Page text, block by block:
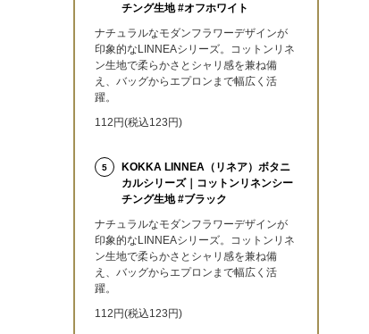
チング生地 #オフホワイト
ナチュラルなモダンフラワーデザインが
印象的なLINNEAシリーズ。コットンリネ
ン生地で柔らかさとシャリ感を兼ね備
え、バッグからエプロンまで幅広く活
躍。
112円(税込123円)
5
KOKKA LINNEA（リネア）ボタニ
カルシリーズ｜コットンリネンシー
チング生地 #ブラック
ナチュラルなモダンフラワーデザインが
印象的なLINNEAシリーズ。コットンリネ
ン生地で柔らかさとシャリ感を兼ね備
え、バッグからエプロンまで幅広く活
躍。
112円(税込123円)